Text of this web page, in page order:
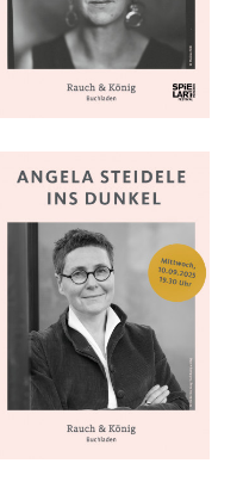
Angela Steidele: Ins